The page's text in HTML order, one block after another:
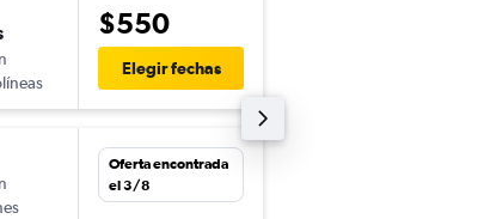
$550
Elegir fechas
Oferta encontrada
el 3/8